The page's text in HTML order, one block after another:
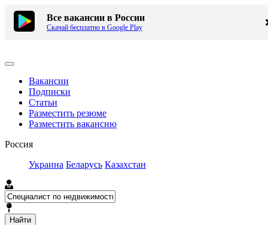
Все вакансии в России
Скачай бесплатно в Google Play
Вакансии
Подписки
Статьи
Разместить резюме
Разместить вакансию
Россия
Украина Беларусь Казахстан
Найти